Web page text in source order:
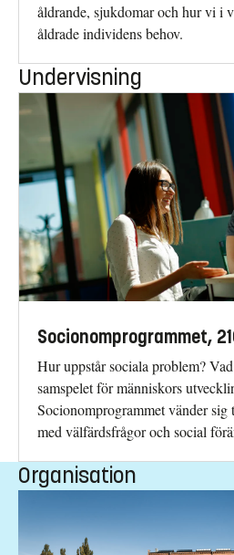
åldrande, sjukdomar och hur vi i
åldrade individens behov.
Undervisning
Socionomprogrammet,
Hur uppstår sociala problem?
samspelet för människors
Socionomprogrammet vänder
med välfärdsfrågor och social
Organisation